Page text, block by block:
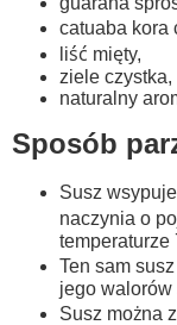
catuaba kora
liść mięty,
ziele czystka,
naturalny
Sposób
Susz
naczynia o
temperaturze
Ten sam
jego walorów
Susz można